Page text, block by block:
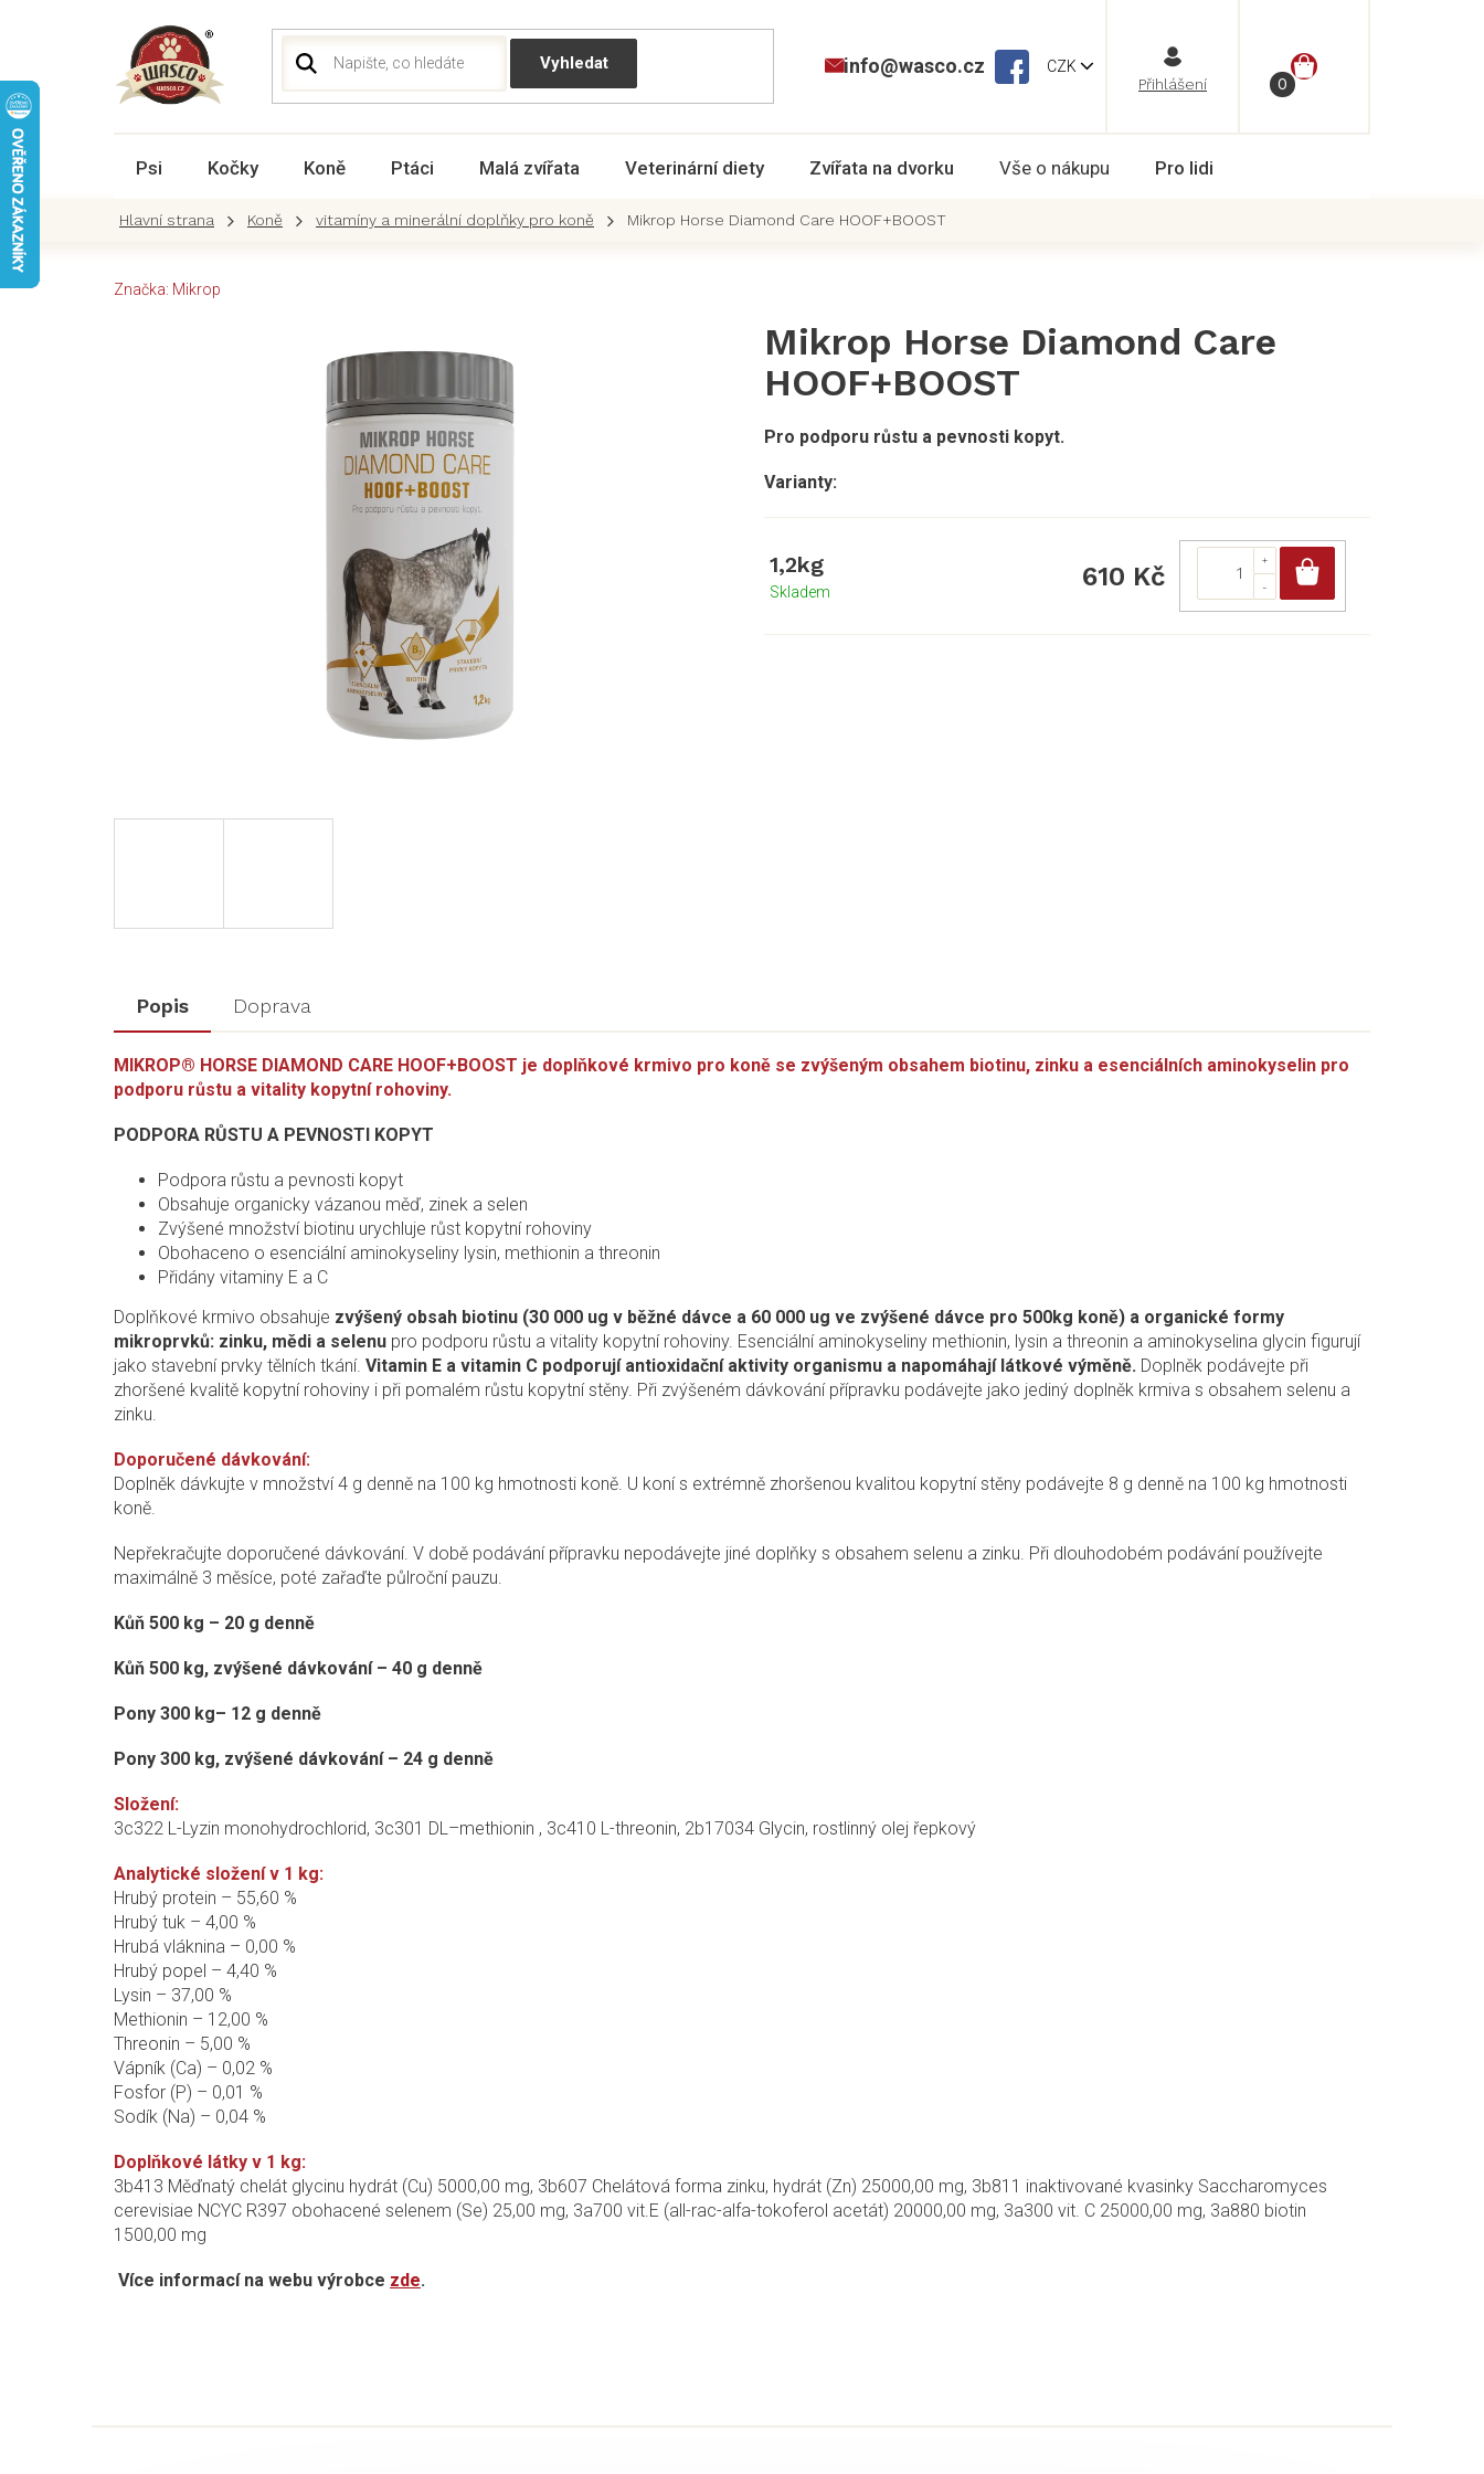
CZK NÁKUPNÍ
info@wasco.cz
Psi Kočky Koně Ptáci Malá zvířata Veterinární diety Zvířata na dvorku Vše o nákupu Pro lidi
Koně vitamíny a minerální doplňky pro koně Mikrop Horse Diamond Care HOOF+BOOST
Značka: Mikrop
Pro podporu růstu a pevnosti kopyt.
Mikrop Horse Diamond Care
HOOF+BOOST
1,2kg
Skladem 610 Kč
Popis Doprava
MIKROP® HORSE DIAMOND CARE HOOF+BOOST je doplňkové krmivo pro koně se zvýšeným obsahem biotinu, zinku a esenciálních aminokyselin pro
podporu růstu a vitality kopytní rohoviny.
PODPORA RŮSTU A PEVNOSTI KOPYT
Podpora růstu a pevnosti kopyt
Obsahuje organicky vázanou měď, zinek a selen
Zvýšené množství biotinu urychluje růst kopytní rohoviny
Obohaceno o esenciální aminokyseliny lysin, methionin a threonin
Přidány vitaminy E a C
Doplňkové krmivo obsahuje zvýšený obsah biotinu (30 000 ug v běžné dávce a 60 000 ug ve zvýšené dávce pro 500kg koně) a organické formy
mikroprvků: zinku, mědi a selenu pro podporu růstu a vitality kopytní rohoviny. Esenciální aminokyseliny methionin, lysin a threonin a aminokyselina glycin figurují
jako stavební prvky tělních tkání. Vitamin E a vitamin C podporují antioxidační aktivity organismu a napomáhají látkové výměně. Doplněk podávejte při
zhoršené kvalitě kopytní rohoviny i při pomalém růstu kopytní stěny. Při zvýšeném dávkování přípravku podávejte jako jediný doplněk krmiva s obsahem selenu a
zinku.
Doporučené dávkování:
Doplněk dávkujte v množství 4 g denně na 100 kg hmotnosti koně. U koní s extrémně zhoršenou kvalitou kopytní stěny podávejte 8 g denně na 100 kg hmotnosti
koně.
Nepřekračujte doporučené dávkování. V době podávání přípravku nepodávejte jiné doplňky s obsahem selenu a zinku. Při dlouhodobém podávání používejte
maximálně 3 měsíce, poté zařaďte půlroční pauzu.
Kůň 500 kg – 20 g denně
Kůň 500 kg, zvýšené dávkování – 40 g denně
Pony 300 kg– 12 g denně
Pony 300 kg, zvýšené dávkování – 24 g denně
Složení:
3c322 L-Lyzin monohydrochlorid, 3c301 DL–methionin , 3c410 L-threonin, 2b17034 Glycin, rostlinný olej řepkový
Analytické složení v 1 kg:
Hrubý protein – 55,60 %
Hrubý tuk – 4,00 %
Hrubá vláknina – 0,00 %
Hrubý popel – 4,40 %
Lysin – 37,00 %
Methionin – 12,00 %
Threonin – 5,00 %
Vápník (Ca) – 0,02 %
Fosfor (P) – 0,01 %
Sodík (Na) – 0,04 %
Doplňkové látky v 1 kg:
3b413 Měďnatý chelát glycinu hydrát (Cu) 5000,00 mg, 3b607 Chelátová forma zinku, hydrát (Zn) 25000,00 mg, 3b811 inaktivované kvasinky Saccharomyces
cerevisiae NCYC R397 obohacené selenem (Se) 25,00 mg, 3a700 vit.E (all-rac-alfa-tokoferol acetát) 20000,00 mg, 3a300 vit. C 25000,00 mg, 3a880 biotin
1500,00 mg
Více informací na webu výrobce zde.